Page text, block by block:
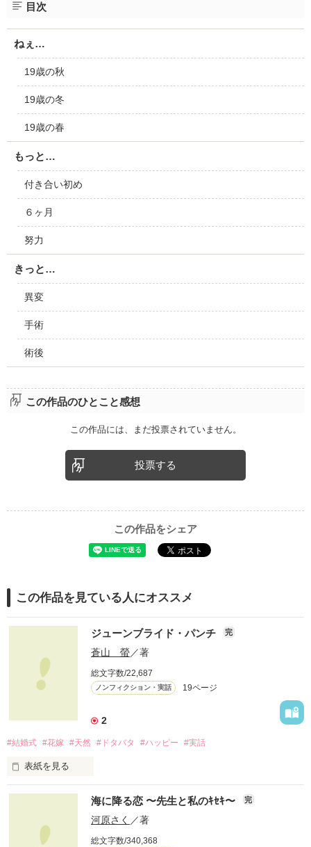
目次
ねぇ…
19歳の秋
19歳の冬
19歳の春
もっと…
付き合い初め
６ヶ月
努力
きっと…
異変
手術
術後
この作品のひとこと感想
この作品には、まだ投票されていません。
投票する
この作品をシェア
この作品を見ている人にオススメ
ジューンブライド・パンチ 完
蒼山 螢／著
総文字数/22,687
ノンフィクション・実話 19ページ
2
#結婚式 #花嫁 #天然 #ドタバタ #ハッピー #実話
表紙を見る
２０１２年６月２４日。晴れ。
わたし達は、結婚式を挙げました。
海に降る恋 〜先生と私のｷｾｷ〜 完
河原さく ／著
総文字数/340,368